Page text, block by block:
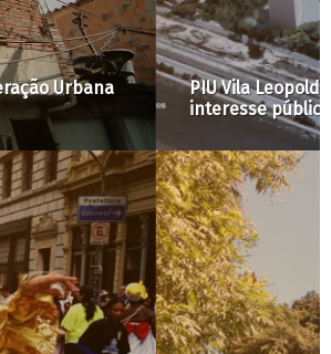
participação popular e
estão em risco